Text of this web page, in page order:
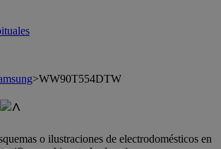
>WW90T554DTW
o ilustraciones de electrodomésticos en